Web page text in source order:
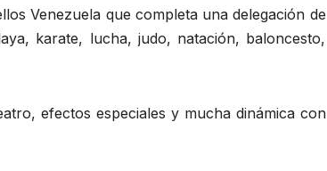
Venezuela que completa una delegación de
karate, lucha, judo, natación, baloncesto,
efectos especiales y mucha dinámica con